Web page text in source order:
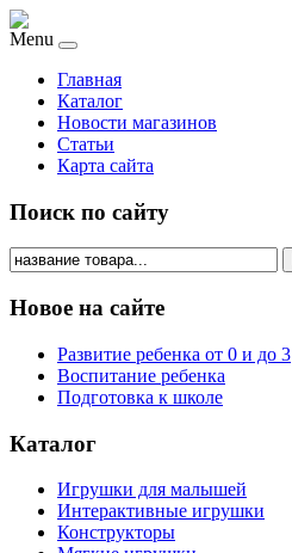
Menu
Главная
Каталог
Новости магазинов
Статьи
Карта сайта
Поиск по сайту
Новое на сайте
Развитие ребенка от 0 и до 3
Воспитание ребенка
Подготовка к школе
Каталог
Игрушки для малышей
Интерактивные игрушки
Конструкторы